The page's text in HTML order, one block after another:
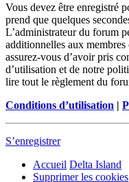
Vous devez être enregistré
prend que quelques
L’administrateur du forum
additionnelles aux
assurez-vous d’avoir pris
d’utilisation et de notre
lire tout le règlement du
Conditions d’utilisation |
S’enregistrer
Accueil Delta Island
Supprimer les cookies